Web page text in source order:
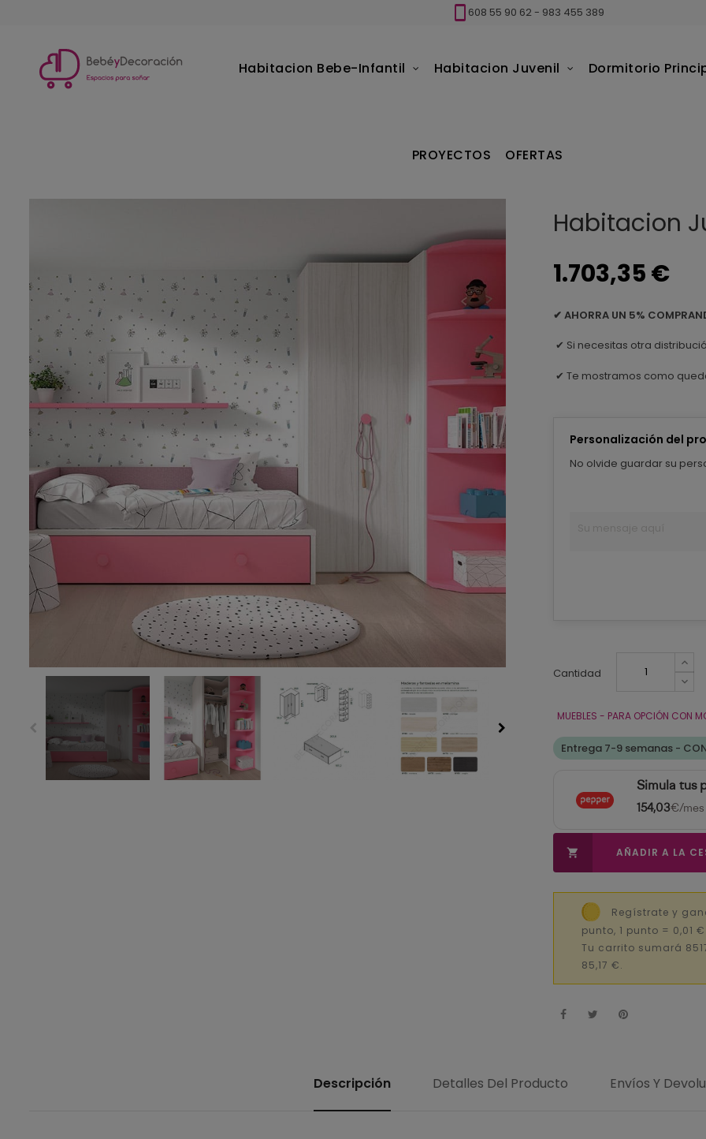
608 55 90 62 - 983 455 389
Habitacion Bebe-Infantil Habitacion Juvenil Dormitorio
PROYECTOS OFERTAS
Habitacion
1.703,35 €
✔ AHORRA UN 5%
✔ Si necesitas otra
✔ Te mostramos como
Personalización del
No olvide guardar su
Cantidad
MUEBLES - PARA OPCIÓN CON
Entrega 7-9 semanas -
Simula tus
154,03€/mes
 AÑADIR A LA
Regístrate y
punto, 1 punto = 0,01
Tu carrito sumará
85,17 €.
Descripción Detalles Del Producto Envíos Y